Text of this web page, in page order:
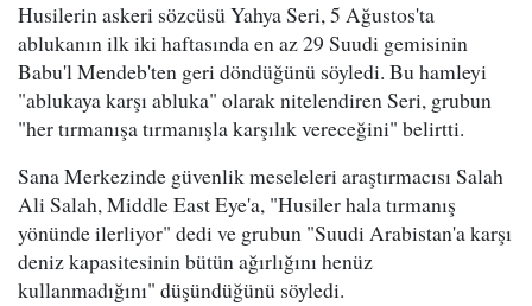
Husilerin askeri sözcüsü Yahya Seri, 5 Ağustos'ta
ablukanın ilk iki haftasında en az 29 Suudi gemisinin
Babu'l Mendeb'ten geri döndüğünü söyledi. Bu hamleyi
"ablukaya karşı abluka" olarak nitelendiren Seri, grubun
"her tırmanışa tırmanışla karşılık vereceğini" belirtti.
Sana Merkezinde güvenlik meseleleri araştırmacısı Salah
Ali Salah, Middle East Eye'a, "Husiler hala tırmanış
yönünde ilerliyor" dedi ve grubun "Suudi Arabistan'a karşı
deniz kapasitesinin bütün ağırlığını henüz
kullanmadığını" düşündüğünü söyledi.